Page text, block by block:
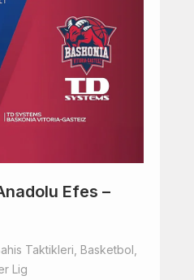
Efes –
Taktikleri Basketbol
Lig